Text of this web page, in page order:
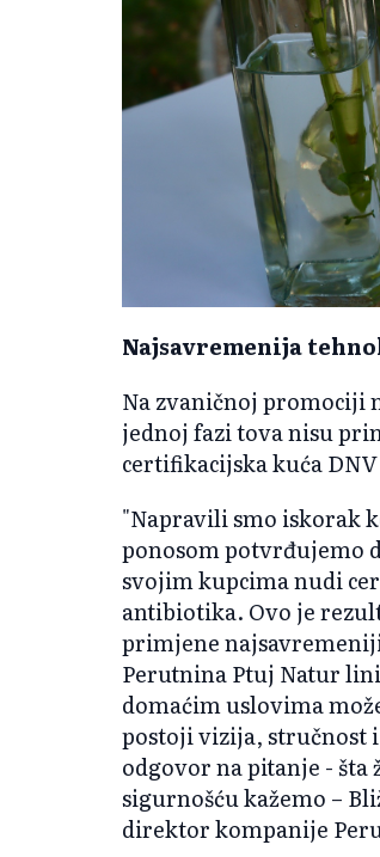
Najsavremenija
Na zvaničnoj promociji
jednoj fazi tova nisu
certifikacijska kuća
"Napravili smo iskorak
ponosom potvrđujemo
svojim kupcima nudi
antibiotika. Ovo je
primjene
Perutnina Ptuj Natur
domaćim uslovima
postoji vizija, stručnost
odgovor na pitanje - šta
sigurnošću kažemo –
direktor kompanije